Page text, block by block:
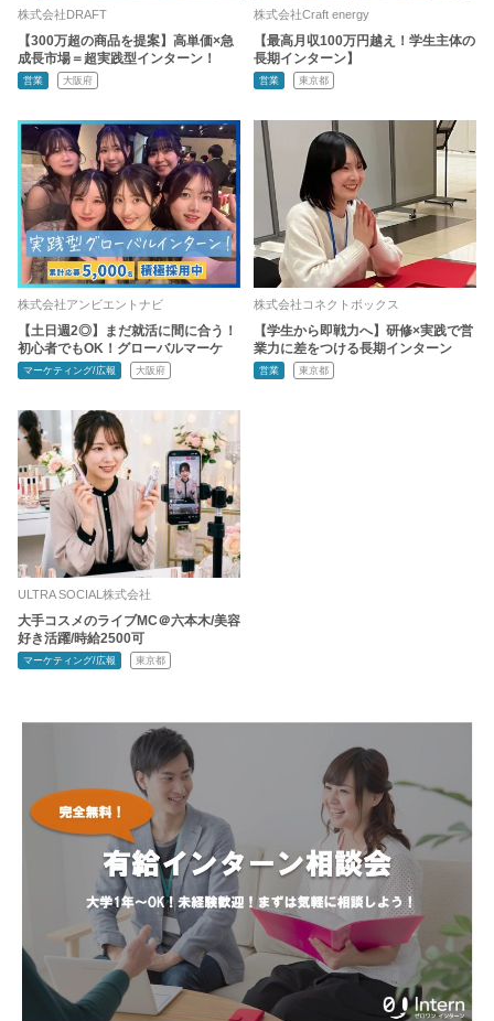
株式会社DRAFT
【300万超の商品を提案】高単価×急
成長市場＝超実践型インターン！
営業 大阪府
株式会社Craft energy
【最高月収100万円越え！学生主体の
長期インターン】
営業 東京都
株式会社アンビエントナビ
【土日週2◎】まだ就活に間に合う！
初心者でもOK！グローバルマーケ
マーケティング/広報 大阪府
株式会社コネクトボックス
【学生から即戦力へ】研修×実践で営
業力に差をつける長期インターン
営業 東京都
ULTRA SOCIAL株式会社
大手コスメのライブMC＠六本木/美容
好き活躍/時給2500可
マーケティング/広報 東京都